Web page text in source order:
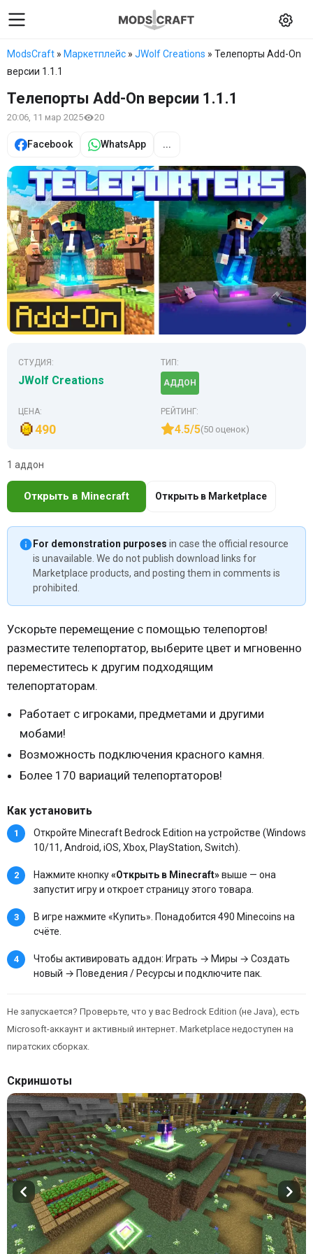
ModsCraft » Маркетплейс » JWolf Creations » Телепорты Add-On
версии 1.1.1
Телепорты Add-On версии 1.1.1
20:06, 11 мар 2025 20
Facebook WhatsApp ...
СТУДИЯ:
JWolf Creations
ТИП:
АДДОН
ЦЕНА:
490
РЕЙТИНГ:
4.5/5(50 оценок)
1 аддон
Открыть в Minecraft Открыть в Marketplace
For demonstration purposes in case the official resource
is unavailable. We do not publish download links for
Marketplace products, and posting them in comments is
prohibited.
Ускорьте перемещение с помощью телепортов!
разместите телепортатор, выберите цвет и мгновенно
переместитесь к другим подходящим
телепортаторам.
Работает с игроками, предметами и другими
мобами!
Возможность подключения красного камня.
Более 170 вариаций телепортаторов!
Как установить
Откройте Minecraft Bedrock Edition на устройстве (Windows
10/11, Android, iOS, Xbox, PlayStation, Switch).
Нажмите кнопку«Открыть в Minecraft»выше — она
запустит игру и откроет страницу этого товара.
В игре нажмите «Купить». Понадобится 490 Minecoins на
счёте.
Чтобы активировать аддон: Играть → Миры → Создать
новый → Поведения / Ресурсы и подключите пак.
Не запускается? Проверьте, что у вас Bedrock Edition (не Java), есть
Microsoft-аккаунт и активный интернет. Marketplace недоступен на
пиратских сборках.
Скриншоты